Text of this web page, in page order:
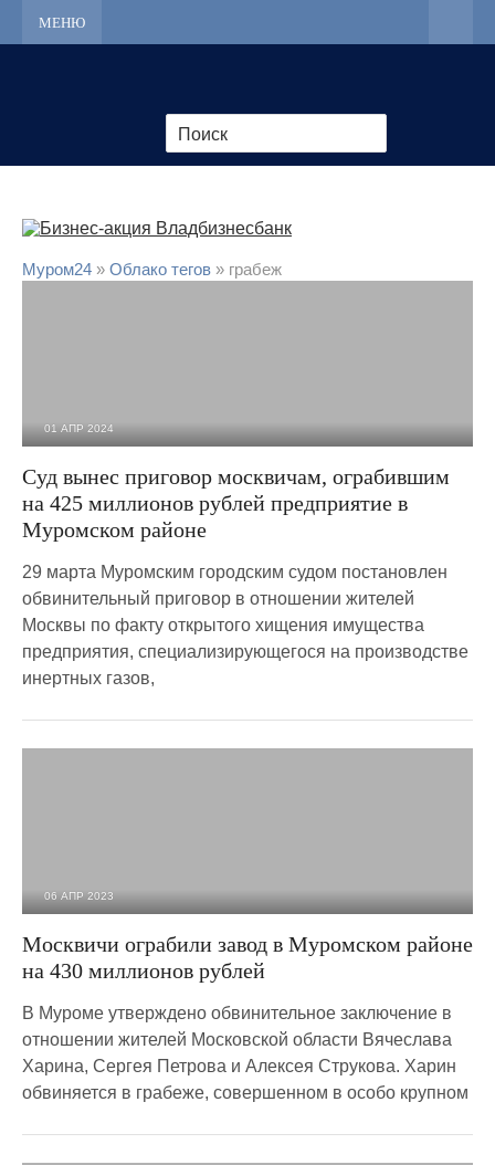
МЕНЮ
Муром24 » Облако тегов » грабеж
01 АПР 2024
Суд вынес приговор москвичам, ограбившим
на 425 миллионов рублей предприятие в
Муромском районе
29 марта Муромским городским судом постановлен
обвинительный приговор в отношении жителей
Москвы по факту открытого хищения имущества
предприятия, специализирующегося на производстве
инертных газов,
06 АПР 2023
Москвичи ограбили завод в Муромском районе
на 430 миллионов рублей
В Муроме утверждено обвинительное заключение в
отношении жителей Московской области Вячеслава
Харина, Сергея Петрова и Алексея Струкова. Харин
обвиняется в грабеже, совершенном в особо крупном